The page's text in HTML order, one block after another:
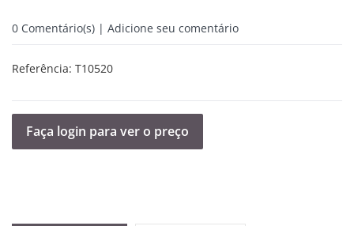
0 Comentário(s) | Adicione seu comentário
Referência: T10520
Faça login para ver o preço